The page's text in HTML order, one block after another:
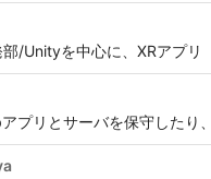
/Unityを中心に、XRアプ
プリとサーバを保守したり